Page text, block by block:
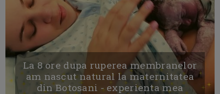
La 8 ore dupa ruperea membranelor
am nascut natural la maternitatea
din Botosani - experienta mea